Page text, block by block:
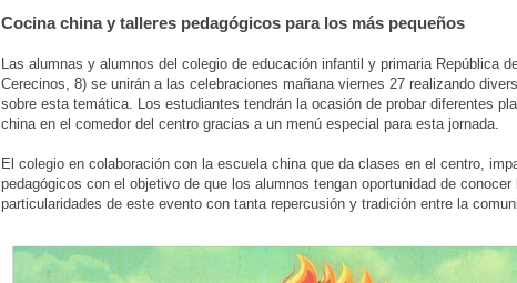
Cocina china y talleres pedagógicos para los más pequeños
Las alumnas y alumnos del colegio de educación infantil y primaria República
Cerecinos, 8) se unirán a las celebraciones mañana viernes 27 realizando
sobre esta temática. Los estudiantes tendrán la ocasión de probar diferentes
china en el comedor del centro gracias a un menú especial para esta jornada.
El colegio en colaboración con la escuela china que da clases en el centro,
pedagógicos con el objetivo de que los alumnos tengan oportunidad de
particularidades de este evento con tanta repercusión y tradición entre la